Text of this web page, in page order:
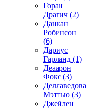
Горан
Драгич (2)
Данкан
Робинсон
(6)
Дариус
Гарланд (1)
Деаарон
Фокс (3)
Деллаведова
Мэттью (3)
Джейлен